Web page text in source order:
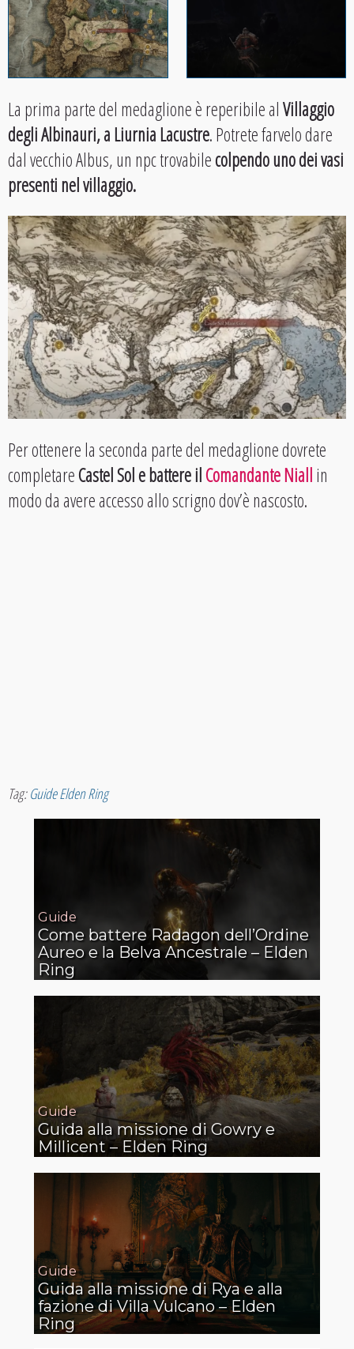
La prima parte del medaglione è reperibile alVillaggio
degli Albinauri, a Liurnia Lacustre. Potrete farvelo dare
dal vecchio Albus, un npc trovabilecolpendo uno dei vasi
presenti nel villaggio.
Per ottenere la seconda parte del medaglione dovrete
completareCastel Sol e battere ilComandante Niallin
modo da avere accesso allo scrigno dov’è nascosto.
Tag:Guide Elden Ring
Guide
Come battere Radagon dell’Ordine
Aureo e la Belva Ancestrale – Elden
Ring
Guide
Guida alla missione di Gowry e
Millicent – Elden Ring
Guide
Guida alla missione di Rya e alla
fazione di Villa Vulcano – Elden
Ring